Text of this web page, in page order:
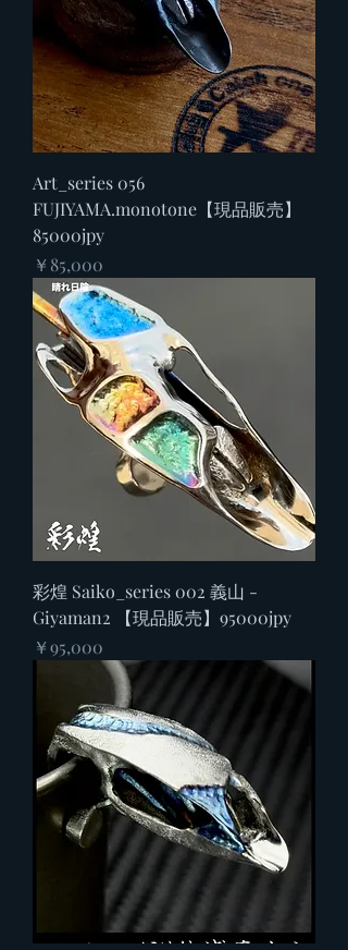
Art_series 056
FUJIYAMA.monotone【現品販売】
85000jpy
価格
￥85,000
彩煌 Saiko_series 002 義山 -
Giyaman2 【現品販売】95000jpy
価格
￥95,000